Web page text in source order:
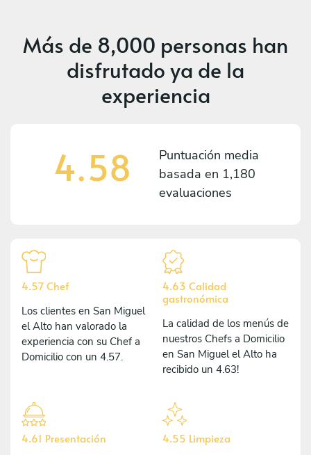
Más de 8,000 personas han
disfrutado ya de la
experiencia
4.58
Puntuación media
basada en 1,180
evaluaciones
4.57 Chef
Los clientes en San Miguel
el Alto han valorado la
experiencia con su Chef a
Domicilio con un 4.57.
4.63 Calidad
gastronómica
La calidad de los menús de
nuestros Chefs a Domicilio
en San Miguel el Alto ha
recibido un 4.63!
4.61 Presentación 4.55 Limpieza